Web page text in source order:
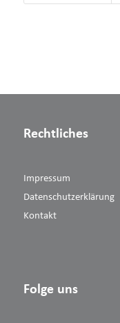
Rechtliches
Impressum
Datenschutzerklärung
Kontakt
Folge uns